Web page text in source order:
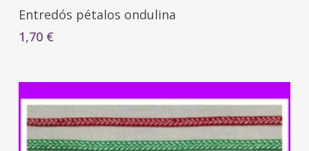
Seleccionar Opciones
Entredós pétalos ondulina
1,70 €